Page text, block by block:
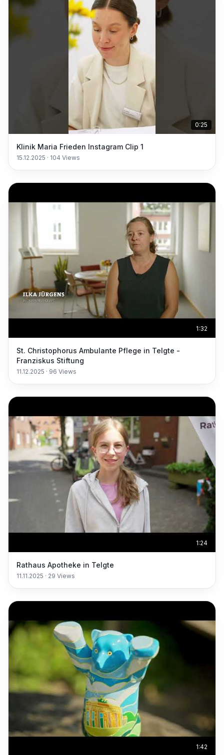
0:25
Klinik Maria Frieden Instagram Clip 1
15.12.2025 · 104 Views
1:32
St. Christophorus Ambulante Pflege in Telgte -
Franziskus Stiftung
11.12.2025 · 96 Views
1:24
Rathaus Apotheke in Telgte
11.11.2025 · 29 Views
1:42